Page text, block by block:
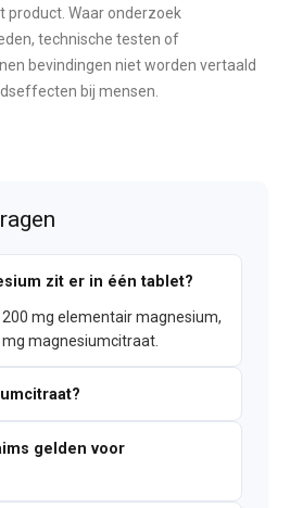
product. Waar onderzoek
technische testen of
bevindingen niet worden vertaald
bij mensen.
zit er in één tablet?
mg elementair magnesium,
magnesiumcitraat.
gelden voor